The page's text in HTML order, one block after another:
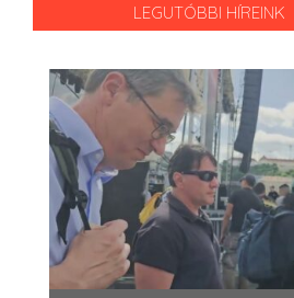
LEGUTÓBBI HÍREINK